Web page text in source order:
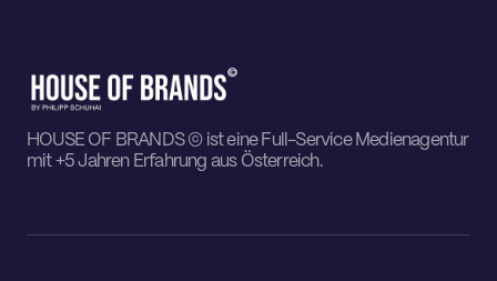
HOUSE OF BRANDS © ist eine Full-Service Medienagentur
mit +5 Jahren Erfahrung aus Österreich.